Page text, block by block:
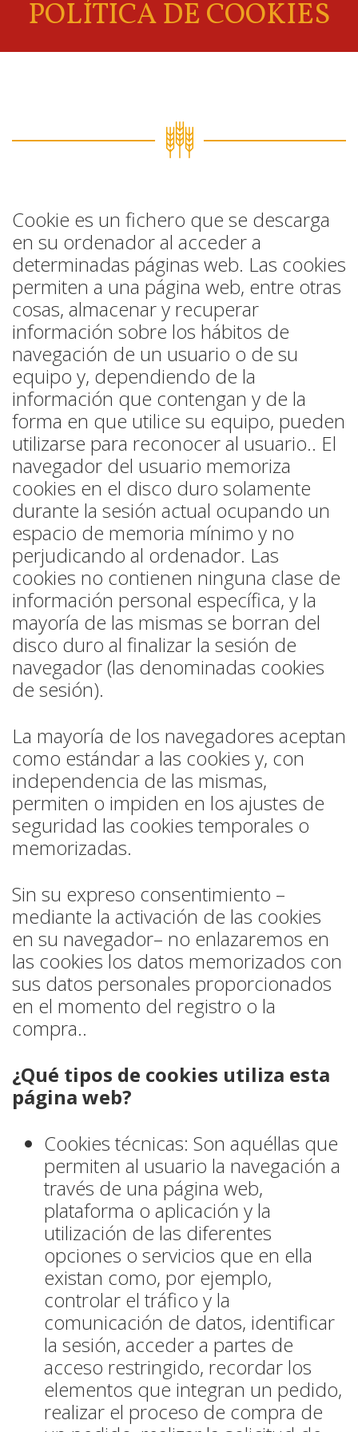
POLÍTICA DE COOKIES
Cookie es un fichero que se descarga
en su ordenador al acceder a
determinadas páginas web. Las cookies
permiten a una página web, entre otras
cosas, almacenar y recuperar
información sobre los hábitos de
navegación de un usuario o de su
equipo y, dependiendo de la
información que contengan y de la
forma en que utilice su equipo, pueden
utilizarse para reconocer al usuario.. El
navegador del usuario memoriza
cookies en el disco duro solamente
durante la sesión actual ocupando un
espacio de memoria mínimo y no
perjudicando al ordenador. Las
cookies no contienen ninguna clase de
información personal específica, y la
mayoría de las mismas se borran del
disco duro al finalizar la sesión de
navegador (las denominadas cookies
de sesión).
La mayoría de los navegadores aceptan
como estándar a las cookies y, con
independencia de las mismas,
permiten o impiden en los ajustes de
seguridad las cookies temporales o
memorizadas.
Sin su expreso consentimiento –
mediante la activación de las cookies
en su navegador– no enlazaremos en
las cookies los datos memorizados con
sus datos personales proporcionados
en el momento del registro o la
compra..
¿Qué tipos de cookies utiliza esta
página web?
Cookies técnicas: Son aquéllas que
permiten al usuario la navegación a
través de una página web,
plataforma o aplicación y la
utilización de las diferentes
opciones o servicios que en ella
existan como, por ejemplo,
controlar el tráfico y la
comunicación de datos, identificar
la sesión, acceder a partes de
acceso restringido, recordar los
elementos que integran un pedido,
realizar el proceso de compra de